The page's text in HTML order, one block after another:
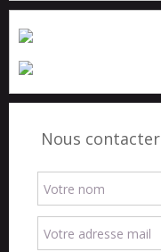
Nous contacter